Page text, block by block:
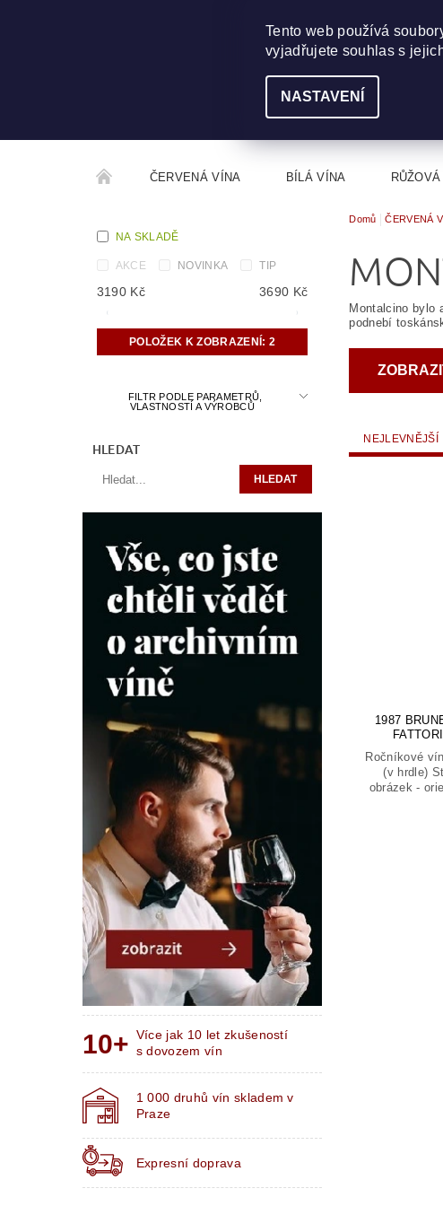
ČERVENÁ VÍNA BÍLÁ VÍNA
ROZCESTNÍK VÍN
NA SKLADĚ
AKCE NOVINKA TIP
3190 Kč 3690 Kč
POLOŽEK K ZOBRAZENÍ: 2
FILTR PODLE PARAMETRŮ,
VLASTNOSTÍ A VÝROBCŮ
HLEDAT
Více jak 10 let zkušeností
s dovozem vín
1 000 druhů vín skladem v
Praze
Expresní doprava
Domů ČERVENÁ
Montalcino bylo
podnebí
NEJLEVNĚJŠÍ
1987
Ročníkové
(v hrdle)
obrázek -
Tento web používá
vyjadřujete souhlas s
NASTAVENÍ